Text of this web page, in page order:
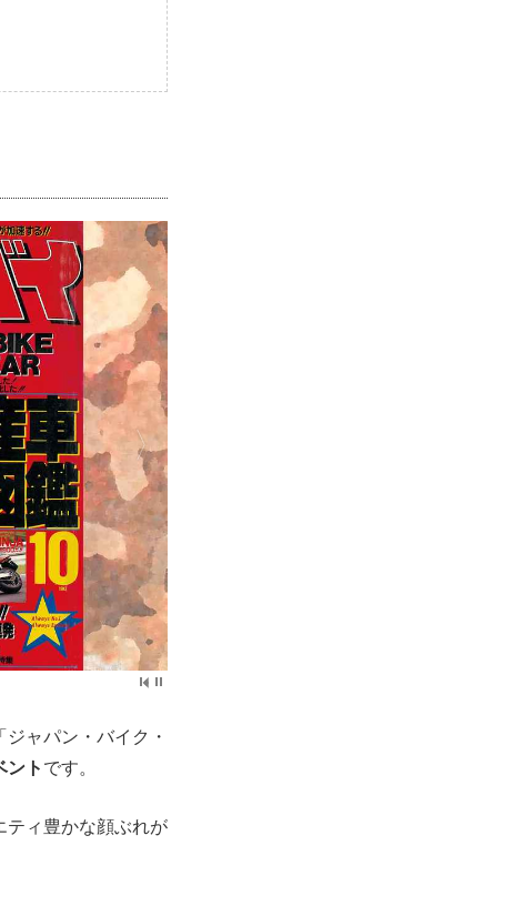
ャパン・バイク・
ント です。
ティ豊かな顔ぶれが